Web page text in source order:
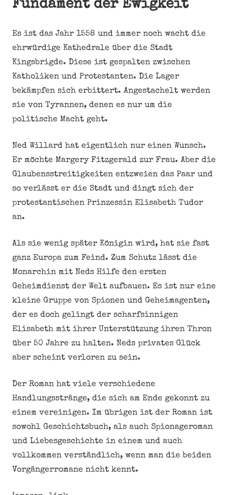
Fundament der Ewigkeit
Es ist das Jahr 1558 und immer noch wacht die
ehrwürdige Kathedrale über die Stadt
Kingsbrigde. Diese ist gespalten zwischen
Katholiken und Protestanten. Die Lager
bekämpfen sich erbittert. Angestachelt werden
sie von Tyrannen, denen es nur um die
politische Macht geht.
Ned Willard hat eigentlich nur einen Wunsch.
Er möchte Margery Fitzgerald zur Frau. Aber die
Glaubensstreitigkeiten entzweien das Paar und
so verlässt er die Stadt und dingt sich der
protestantischen Prinzessin Elisabeth Tudor
an.
Als sie wenig später Königin wird, hat sie fast
ganz Europa zum Feind. Zum Schutz lässt die
Monarchin mit Neds Hilfe den ersten
Geheimdienst der Welt aufbauen. Es ist nur eine
kleine Gruppe von Spionen und Geheimagenten,
der es doch gelingt der scharfsinnigen
Elisabeth mit ihrer Unterstützung ihren Thron
über 50 Jahre zu halten. Neds privates Glück
aber scheint verloren zu sein.
Der Roman hat viele verschiedene
Handlungsstränge, die sich am Ende gekonnt zu
einem vereinigen. Im übrigen ist der Roman ist
sowohl Geschichtsbuch, als auch Spionageroman
und Liebesgeschichte in einem und auch
vollkommen verständlich, wenn man die beiden
Vorgängerromane nicht kennt.